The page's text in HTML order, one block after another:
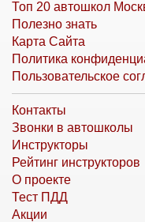
Топ 20 автошкол
Полезно знать
Карта Сайта
Политика
Пользовательское
Контакты
Звонки в автошколы
Инструкторы
Рейтинг инструкторов
О проекте
Тест ПДД
Акции